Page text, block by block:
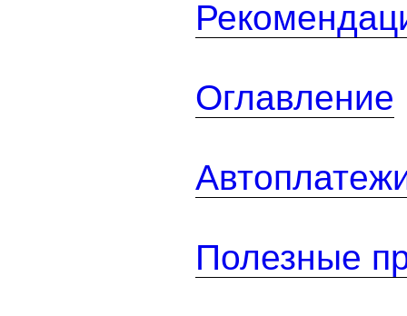
Оглавление
Полезные